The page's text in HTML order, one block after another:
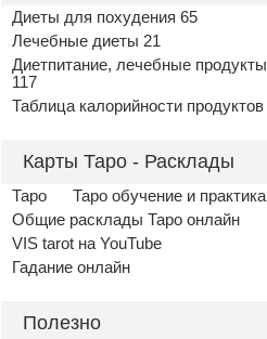
Диеты для похудения 65
Лечебные диеты 21
Диетпитание, лечебные продукты
117
Таблица калорийности продуктов
Карты Таро - Расклады
Таро
Таро обучение и практика
Общие расклады Таро онлайн
VIS tarot на YouTube
Гадание онлайн
Полезно